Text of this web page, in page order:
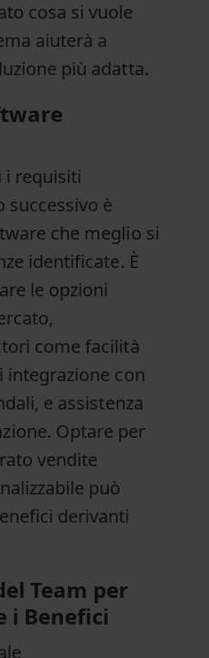
cosa si vuole
aiuterà a
più adatta.
i requisiti
successivo è
che meglio si
identificate. È
le opzioni
come facilità
integrazione con
e assistenza
Optare per
vendite
può
derivanti
Team per
i Benefici